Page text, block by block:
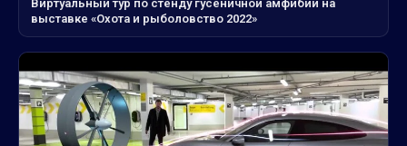
Виртуальный тур по стенду гусеничной амфибии на
выставке «Охота и рыболовство 2022»